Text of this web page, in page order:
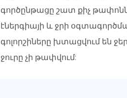
գործընթացը շատ քիչ
էներգիայի և ջրի
գոլորշիները խտացվում են
ջուրը չի թափվում: